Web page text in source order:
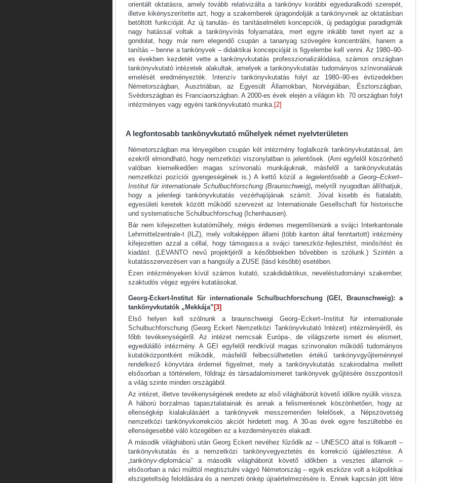
orientált oktatásra, amely tovább relativizálta a tankönyv korábbi egyeduralkodó szerepét,
illetve kikényszerítette azt, hogy a szakemberek újragondolják a tankönyvnek az oktatásban
betöltött funkcióját. Az új tanulás- és tanításelméleti koncepciók, új pedagógiai paradigmák
nagy hatással voltak a tankönyvírás folyamatára, mert egyre inkább teret nyert az a
gondolat, hogy már nem elegendő csupán a tananyag szövegére koncentrálni, hanem a
tanítás – benne a tankönyvek – didaktikai koncepcióját is figyelembe kell venni. Az 1980–90-
es években kezdetét vette a tankönyvkutatás professzionalizálódása, számos országban
tankönyvkutató intézetek alakultak, amelyek a tankönyvkutatás tudományos színvonalának
emelését eredményezték. Intenzív tankönyvkutatás folyt az 1980–90-es évtizedekben
Németországban, Ausztriában, az Egyesült Államokban, Norvégiában, Észtországban,
Svédországban és Franciaországban. A 2000-es évek elején a világon kb. 70 országban folyt
intézményes vagy egyéni tankönyvkutató munka. [2]
A legfontosabb tankönyvkutató műhelyek német nyelvterületen
Németországban ma lényegében csupán két intézmény foglalkozik tankönyvkutatással, ám
ezekről elmondható, hogy nemzetközi viszonylatban is jelentősek. (Ami egyfelől köszönhető
valóban kiemelkedően magas színvonalú munkájuknak, másfelől a tankönyvkutatás
nemzetközi pozíciói gyengeségének is.) A kettő közül a legjelentősebb a Georg–Eckert–
Institut für internationale Schulbuchforschung (Braunschweig), melyről nyugodtan állíthatjuk,
hogy a jelenlegi tankönyvkutatás vezérhajójának számít. Jóval kisebb és fiatalabb,
egyesületi keretek között működő szervezet az Internationale Gesellschaft für historische
und systematische Schulbuchforschug (Ichenhausen).
Bár nem kifejezetten kutatóműhely, mégis érdemes megemlítenünk a svájci Interkantonale
Lehrmittelzentrale-t (ILZ), mely voltaképpen állami (több kanton által fenntartott) intézmény
kifejezetten azzal a céllal, hogy támogassa a svájci taneszköz-fejlesztést, minősítést és
kiadást. (LEVANTO nevű projektjéről a későbbiekben bővebben is szólunk.) Szintén a
kutatásszervezésen van a hangsúly a ZUSE (lásd később) esetében.
Ezen intézményeken kívül számos kutató, szakdidaktikus, neveléstudományi szakember,
szaktudós végez egyéni kutatásokat.
Georg-Eckert-Institut für internationale Schulbuchforschung (GEI, Braunschweig): a
tankönyvkutatók „Mekkája” [3]
Első helyen kell szólnunk a braunschweigi Georg–Eckert–Institut für internationale
Schulbuchforschung (Georg Eckert Nemzetközi Tankönyvkutató Intézet) intézményéről, és
főbb tevékenységéről. Az intézet nemcsak Európa-, de világszerte ismert és elismert,
egyedülálló intézmény. A GEI egyfelől rendkívül magas színvonalon működő tudományos
kutatóközpontként működik, másfelől felbecsülhetetlen értékű tankönyvgyűjteménnyel
rendelkező könyvtára érdemel figyelmet, mely a tankönyvkutatás szakirodalma mellett
elsősorban a történelem, földrajz és társadalomismeret tankönyvek gyűjtésére összpontosít
a világ szinte minden országából.
Az intézet, illetve tevékenységének eredete az első világháborút követő időkre nyúlik vissza.
A háború borzalmas tapasztalatainak és annak a felismerésnek köszönhetően, hogy az
ellenségkép kialakulásáért a tankönyvek messzemenően felelősek, a Népszövetség
nemzetközi tankönyvkorrekciós akciót hirdetett meg. A 30-as évek egyre feszültebbé és
ellenségesebbé váló közegében ez a kezdeményezés elakadt.
A második világháború után Georg Eckert nevéhez fűződik az – UNESCO által is fölkarolt –
tankönyvkutatás és a nemzetközi tankönyvegyeztetés és korrekció újjáélesztése. A
„tankönyv-diplomácia” a második világháborút követő időkben a vesztes államok –
elsősorban a náci múlttól megtisztulni vágyó Németország – egyik eszköze volt a külpolitikai
elszigeteltség feloldására és a nemzeti önkép újraértelmezésére is. Ennek kapcsán jött létre